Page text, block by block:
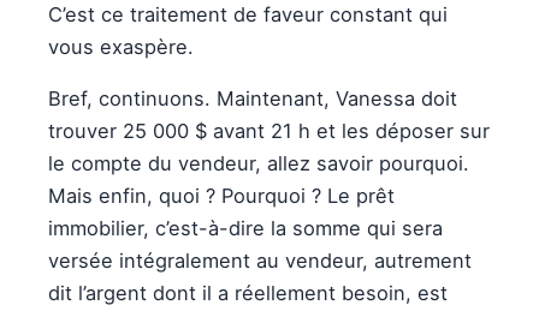
C’est ce traitement de faveur constant qui
vous exaspère.
Bref, continuons. Maintenant, Vanessa doit
trouver 25 000 $ avant 21 h et les déposer sur
le compte du vendeur, allez savoir pourquoi.
Mais enfin, quoi ? Pourquoi ? Le prêt
immobilier, c’est-à-dire la somme qui sera
versée intégralement au vendeur, autrement
dit l’argent dont il a réellement besoin, est